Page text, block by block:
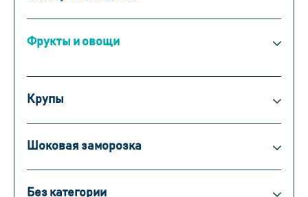
Фрукты и овощи
Крупы
Шоковая заморозка
Без категории